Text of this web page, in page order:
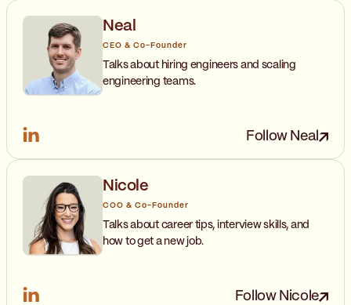
Neal
CEO & Co-Founder
Talks about hiring engineers and scaling
engineering teams.
Follow Neal
Nicole
COO & Co-Founder
Talks about career tips, interview skills, and
how to get a new job.
Follow Nicole